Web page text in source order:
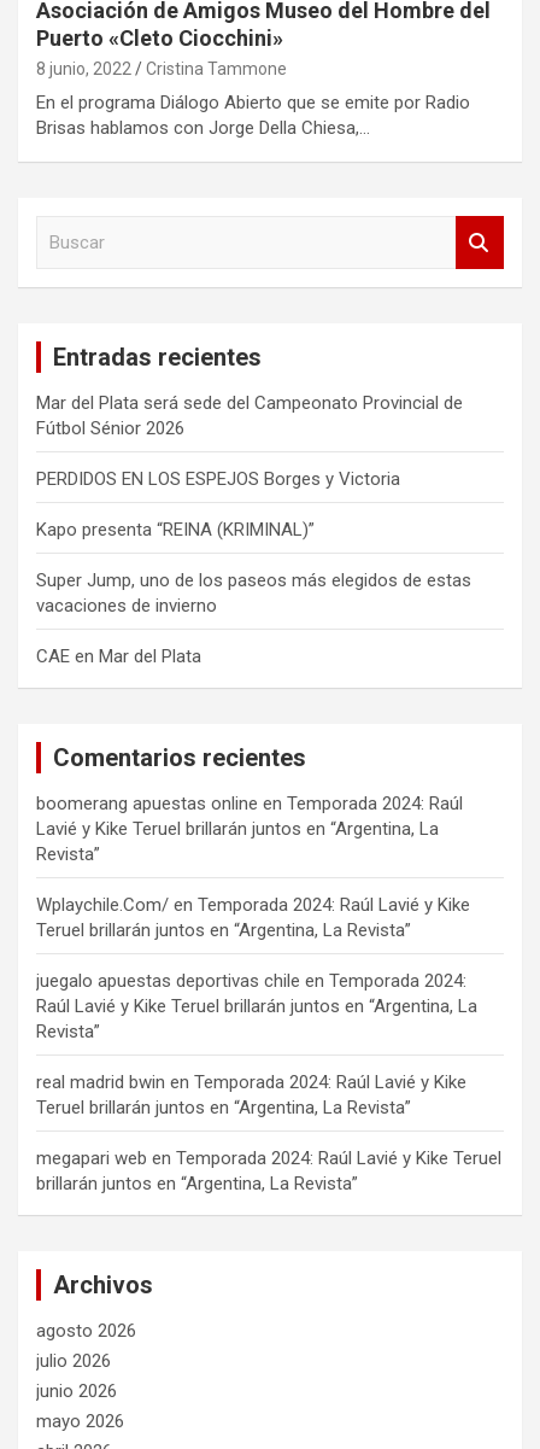
Asociación de Amigos Museo del Hombre del
Puerto «Cleto Ciocchini»
8 junio, 2022 Cristina Tammone
En el programa Diálogo Abierto que se emite por Radio
Brisas hablamos con Jorge Della Chiesa,…
Entradas recientes
Mar del Plata será sede del Campeonato Provincial de
Fútbol Sénior 2026
PERDIDOS EN LOS ESPEJOS Borges y Victoria
Kapo presenta “REINA (KRIMINAL)”
Super Jump, uno de los paseos más elegidos de estas
vacaciones de invierno
CAE en Mar del Plata
Comentarios recientes
boomerang apuestas online en Temporada 2024: Raúl
Lavié y Kike Teruel brillarán juntos en “Argentina, La
Revista”
Wplaychile.Com/ en Temporada 2024: Raúl Lavié y Kike
Teruel brillarán juntos en “Argentina, La Revista”
juegalo apuestas deportivas chile en Temporada 2024:
Raúl Lavié y Kike Teruel brillarán juntos en “Argentina, La
Revista”
real madrid bwin en Temporada 2024: Raúl Lavié y Kike
Teruel brillarán juntos en “Argentina, La Revista”
megapari web en Temporada 2024: Raúl Lavié y Kike Teruel
brillarán juntos en “Argentina, La Revista”
Archivos
agosto 2026
julio 2026
junio 2026
mayo 2026